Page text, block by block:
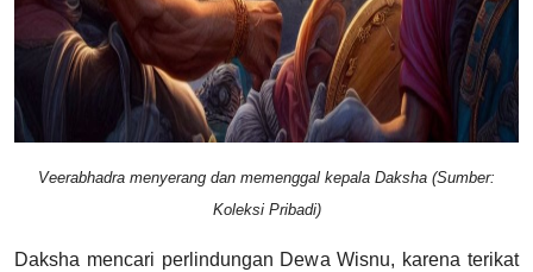
Veerabhadra menyerang dan memenggal kepala Daksha (Sumber:
Koleksi Pribadi)
Daksha mencari perlindungan Dewa Wisnu, karena terikat